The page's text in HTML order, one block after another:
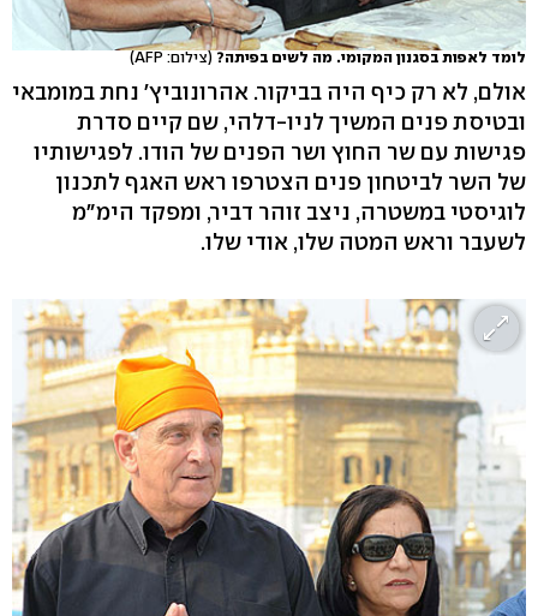
לומד לאפות בסגנון המקומי. מה לשים בפיתה? (צילום: AFP)
אולם, לא רק כיף היה בביקור. אהרונוביץ' נחת במומבאי
ובטיסת פנים המשיך לניו-דלהי, שם קיים סדרת
פגישות עם שר החוץ ושר הפנים של הודו. לפגישותיו
של השר לביטחון פנים הצטרפו ראש האגף לתכנון
לוגיסטי במשטרה, ניצב זוהר דביר, ומפקד הימ"מ
לשעבר וראש המטה שלו, אודי שלו.